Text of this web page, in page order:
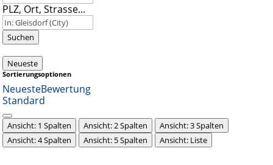
PLZ, Ort, Strasse...
Suchen
Neueste
Sortierungsoptionen
NeuesteBewertung
Standard
Ansicht: 1 Spalten Ansicht: 2 Spalten
Ansicht: 3 Spalten
Ansicht: 4 Spalten
Ansicht: 5 Spalten Ansicht: Liste